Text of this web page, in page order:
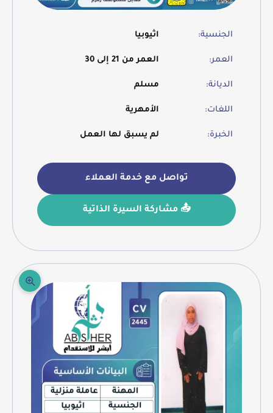
الجنسية: اثيوبيا
العمر: العمر من 21 إلى 30
الديانة: مسلم
اللغات: الأمهرية
الخبرة: لم يسبق لها العمل
تواصل مع خدمة العملاء
📤 مشاركة السيرة الذاتية